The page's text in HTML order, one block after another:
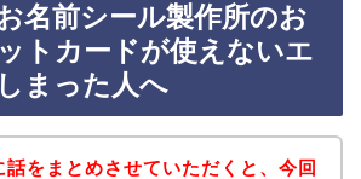
名前シール製作所のお
トカードが使えないエ
まった人へ
話をまとめさせていただくと、今回